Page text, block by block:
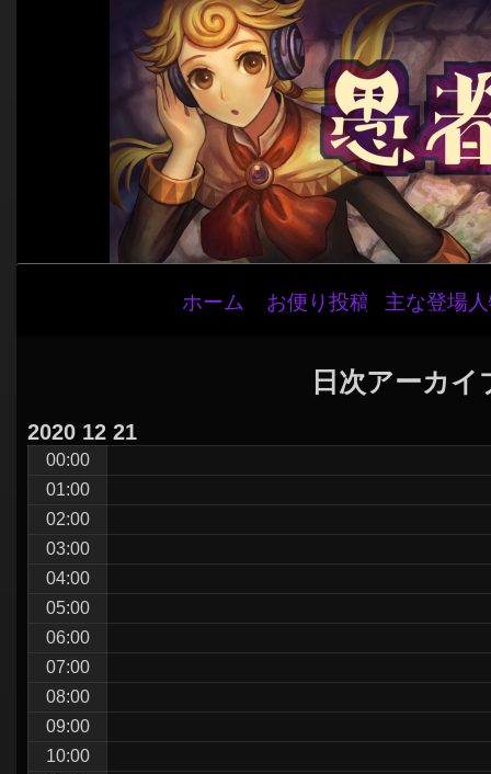
ゲ
ホーム お便り投稿 主な登場
日次アーカイ
2020 12 21
00:00
01:00
02:00
03:00
04:00
05:00
06:00
07:00
08:00
09:00
10:00